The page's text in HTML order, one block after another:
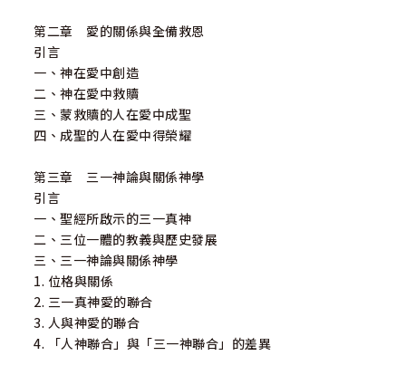
第二章 愛的關係與全備救恩
引言
一、神在愛中創造
二、神在愛中救贖
三、蒙救贖的人在愛中成聖
四、成聖的人在愛中得榮耀
第三章 三一神論與關係神學
引言
一、聖經所啟示的三一真神
二、三位一體的教義與歷史發展
三、三一神論與關係神學
1. 位格與關係
2. 三一真神愛的聯合
3. 人與神愛的聯合
4. 「人神聯合」與「三一神聯合」的差異